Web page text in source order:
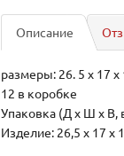
Описание
размеры: 26. 5 x 17 x
12 в коробке
Упаковка (Д х Ш х В,
Изделие: 26,5 x 17 x